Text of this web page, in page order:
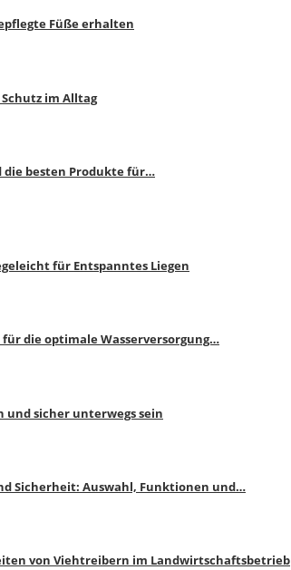
Füße erhalten
im Alltag
die besten Produkte für…
für Entspanntes Liegen
die optimale Wasserversorgung…
sicher unterwegs sein
Sicherheit: Auswahl, Funktionen und…
von Viehtreibern im Landwirtschaftsbetrieb